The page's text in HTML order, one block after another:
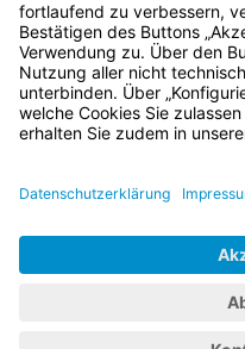
Rahmen der
Bayern.de
BayernPortal
Impressum